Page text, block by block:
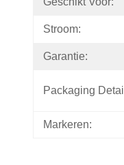
Stroom:
Garantie:
Packaging
Markeren: